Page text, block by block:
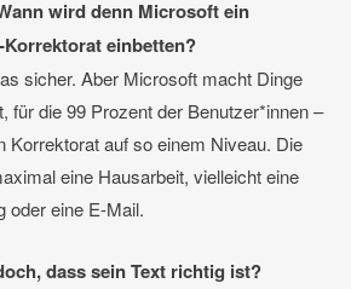
wird denn Microsoft ein
einbetten?
sicher. Aber Microsoft macht Dinge
für die 99 Prozent der Benutzer*innen –
Korrektorat auf so einem Niveau. Die
eine Hausarbeit, vielleicht eine
oder eine E-Mail.
dass sein Text richtig ist?